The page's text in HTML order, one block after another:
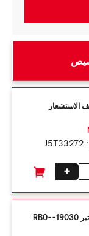
الاستشعار
J5T33272
+
محرك مروحة الرادياتير 19030-RB0-